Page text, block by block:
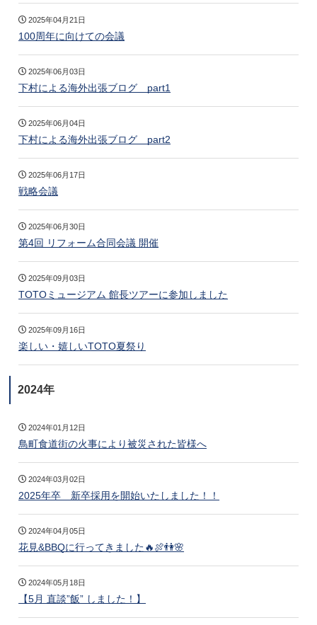
2025年04月21日
100周年に向けての会議
2025年06月03日
下村による海外出張ブログ part1
2025年06月04日
下村による海外出張ブログ part2
2025年06月17日
戦略会議
2025年06月30日
第4回 リフォーム合同会議 開催
2025年09月03日
TOTOミュージアム 館長ツアーに参加しました
2025年09月16日
楽しい・嬉しいTOTO夏祭り
2024年
2024年01月12日
鳥町食道街の火事により被災された皆様へ
2024年03月02日
2025年卒 新卒採用を開始いたしました！！
2024年04月05日
花見&BBQに行ってきました🔥🍖👫🌸
2024年05月18日
【5月 直談”飯” しました！】